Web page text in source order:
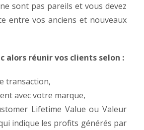
sont pas pareils et vous devez
entre vos anciens et nouveaux
alors réunir vos clients selon :
transaction,
avec votre marque,
Lifetime Value ou Valeur
indique les profits générés par